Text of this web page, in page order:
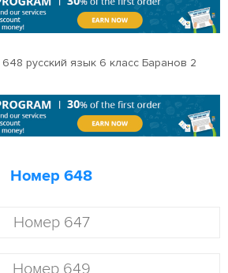
Номер 647
Номер 649
Номер 648